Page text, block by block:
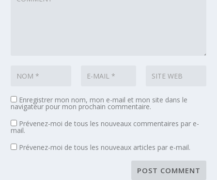
Enregistrer mon nom, mon e-mail et mon site dans le
navigateur pour mon prochain commentaire.
Prévenez-moi de tous les nouveaux commentaires par e-
mail.
Prévenez-moi de tous les nouveaux articles par e-mail.